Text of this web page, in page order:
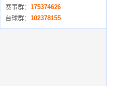
赛事群： 175374626
台球群： 102378155